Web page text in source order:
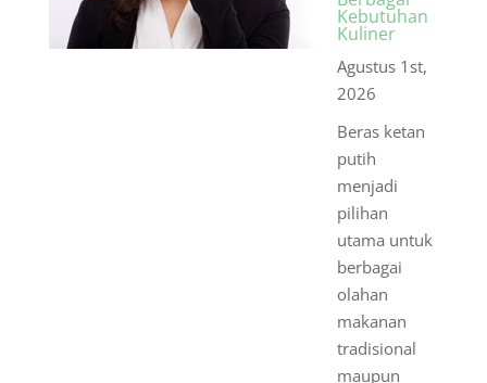
Kebutuhan
Kuliner
Agustus 1st,
2026
Beras ketan
putih
menjadi
pilihan
utama untuk
berbagai
olahan
makanan
tradisional
maupun